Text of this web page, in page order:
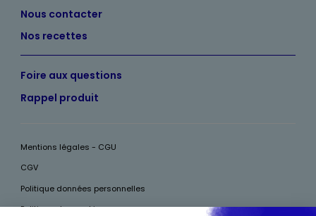
Nous contacter
Nos recettes
Foire aux questions
Rappel produit
Mentions légales - CGU
CGV
Politique données personnelles
Politique des cookies